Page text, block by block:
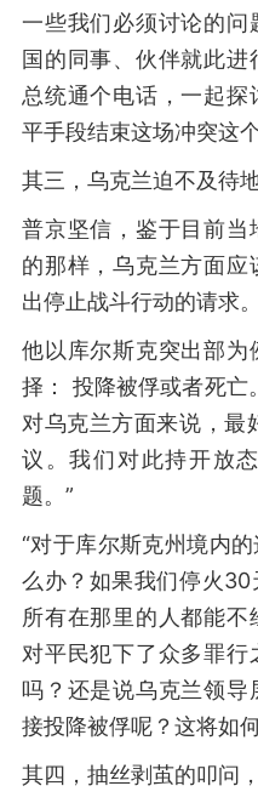
一些我们必须讨论的问
国的同事、伙伴就此
总统通个电话，一起
平手段结束这场冲突这
其三，乌克兰迫不及待
普京坚信，鉴于目前当
的那样，乌克兰方面
出停止战斗行动的请求。
他以库尔斯克突出部
择： 投降被俘或者死亡
对乌克兰方面来说，最
议。我们对此持开放
题。”
“对于库尔斯克州境内
么办？如果我们停火
所有在那里的人都能
对平民犯下了众多罪
吗？还是说乌克兰领导
接投降被俘呢？这将如
其四，抽丝剥茧的叩问